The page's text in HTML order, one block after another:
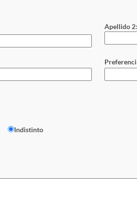
Apellido 2:
Indistinto